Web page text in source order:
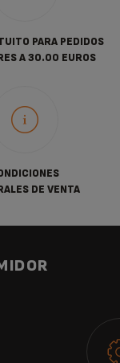
PARA PEDIDOS
A 30.00 EUROS
DE VENTA